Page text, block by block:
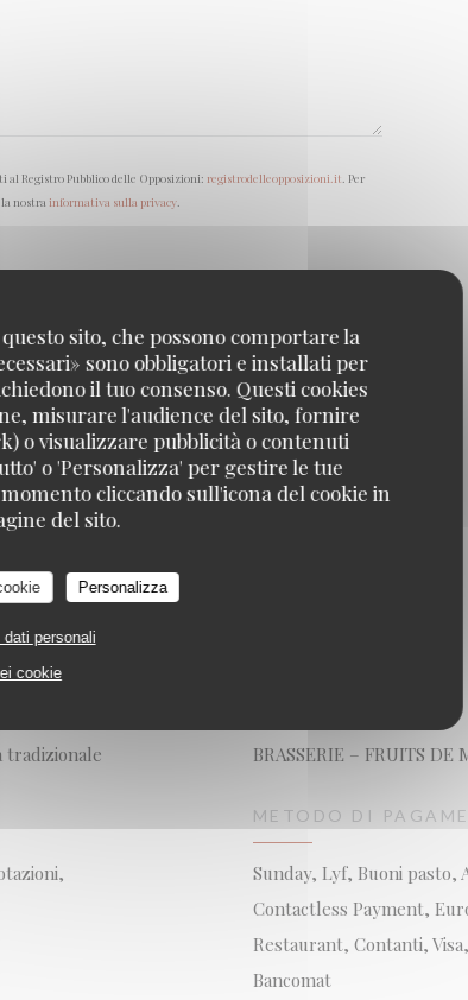
sito, che possono comportare la
sono obbligatori e installati per
il tuo consenso. Questi cookies
misurare l'audience del sito, fornire
o visualizzare pubblicità o contenuti
o 'Personalizza' per gestire le tue
cliccando sull'icona del cookie in
del sito.
Personalizza
personali
cookie
Registro Pubblico delle Opposizioni: registrodelleopposizioni.it. Per
nostra informativa sulla privacy.
tradizionale BRASSERIE – FRUITS DE
METODO DI
Sunday, Lyf, Buoni pasto,
Contactless Payment,
Restaurant, Contanti,
Bancomat